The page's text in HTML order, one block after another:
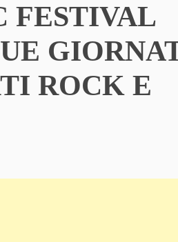
FESTIVAL
ROCK E